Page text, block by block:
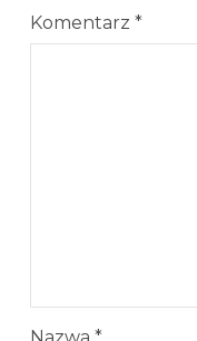
Komentarz *